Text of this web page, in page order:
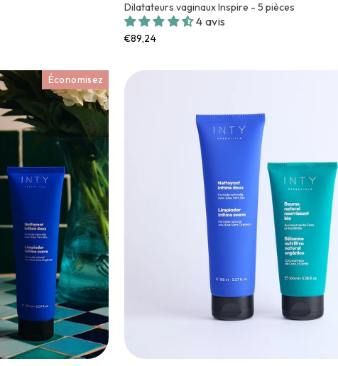
Dilatateurs vaginaux Inspire - 5 pièces
4 avis
€89,24
Économisez-25% pour
démarrer tout en
douceur 🤍
Inscrivez-vous et recevez -25% de remise
sur votre première commande pour
découvrir nos essentiels.
PRÉNOM
E-MAIL :
Je m'inscris !